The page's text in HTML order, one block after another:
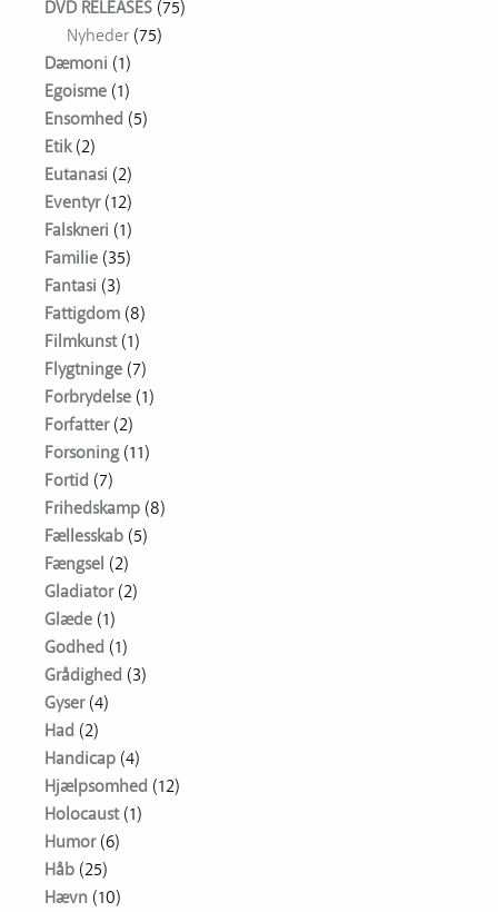
DVD RELEASES (75)
Nyheder (75)
Dæmoni (1)
Egoisme (1)
Ensomhed (5)
Etik(2)
Eutanasi (2)
Eventyr(12)
Falskneri (1)
Familie (35)
Fantasi (3)
Fattigdom (8)
Filmkunst(1)
Flygtninge (7)
Forbrydelse (1)
Forfatter(2)
Forsoning (11)
Fortid (7)
Frihedskamp (8)
Fællesskab (5)
Fængsel (2)
Gladiator(2)
Glæde (1)
Godhed (1)
Grådighed (3)
Gyser(4)
Had (2)
Handicap (4)
Hjælpsomhed (12)
Holocaust(1)
Humor(6)
Håb (25)
Hævn (10)